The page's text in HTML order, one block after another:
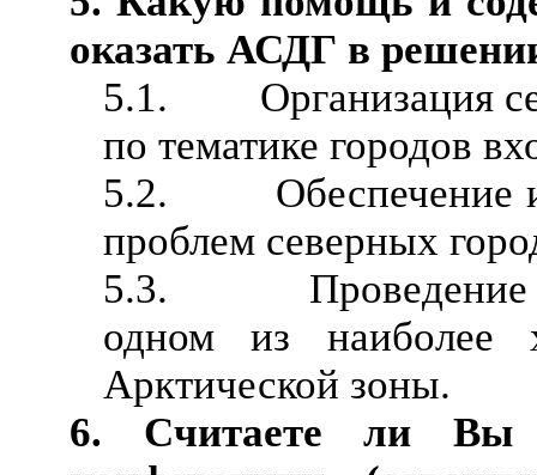
оказать АСДГ в
5.1. Организация
по тематике городов
5.2. Обеспечение
проблем северных
5.3. Проведение
одном из наиболее
Арктической зоны.
6. Считаете ли Вы